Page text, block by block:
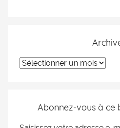
Abonnez-vous à ce